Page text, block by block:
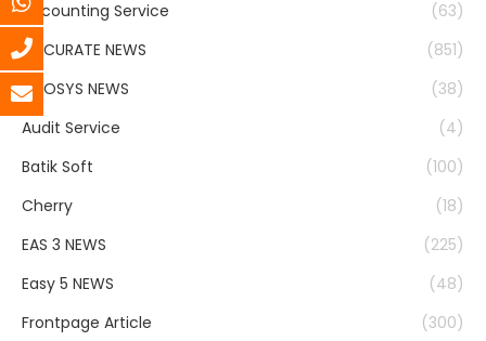
Accounting Service
(63)
ACCURATE NEWS
(851)
ACOSYS NEWS
(38)
Audit Service
(4)
Batik Soft
(100)
Cherry
(18)
EAS 3 NEWS
(225)
Easy 5 NEWS
(48)
Frontpage Article
(300)